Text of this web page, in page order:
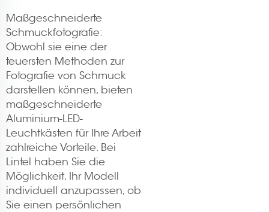
Maßgeschneiderte
Schmuckfotografie:
Obwohl sie eine der
teuersten Methoden zur
Fotografie von Schmuck
darstellen können, bieten
maßgeschneiderte
Aluminium-LED-
Leuchtkästen für Ihre Arbeit
zahlreiche Vorteile. Bei
Lintel haben Sie die
Möglichkeit, Ihr Modell
individuell anzupassen, ob
Sie einen persönlichen